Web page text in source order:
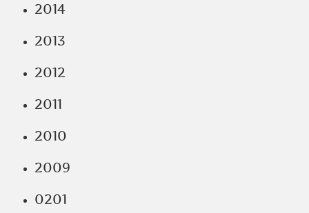
2014
2013
2012
2011
2010
2009
0201